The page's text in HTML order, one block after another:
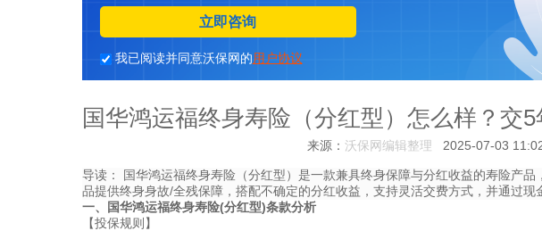
立即咨询
我已阅读并同意沃保网的用户协议
国华鸿运福终身寿险（分红型）怎么样？交
来源： 沃保网编辑整理 2025-07-03
导读：
国华鸿运福终身寿险（分红型）是一款兼具终身保障与分红收益的寿险产
品提供终身身故/全残保障，搭配不确定的分红收益，支持灵活交费方式，并通过现
一、国华鸿运福终身寿险(分红型)条款分析
【投保规则】